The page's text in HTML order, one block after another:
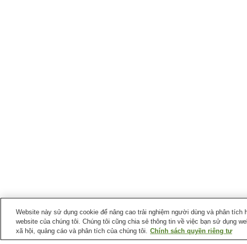
Ga xe lửa tại Thành phố Choshi
Website này sử dụng cookie để nâng cao trải nghiệm người dùng và phân
website của chúng tôi. Chúng tôi cũng chia sẻ thông tin về việc bạn sử dụng
xã hội, quảng cáo và phân tích của chúng tôi. Chính sách quyền riêng tư